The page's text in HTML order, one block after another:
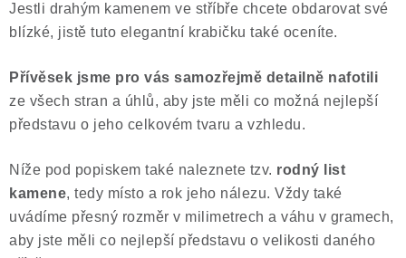
Jestli drahým kamenem ve stříbře chcete obdarovat své
blízké, jistě tuto elegantní krabičku také oceníte.
Přívěsek jsme pro vás samozřejmě detailně nafotili
ze všech stran a úhlů, aby jste měli co možná nejlepší
představu o jeho celkovém tvaru a vzhledu.
Níže pod popiskem také naleznete tzv. rodný list
kamene, tedy místo a rok jeho nálezu. Vždy také
uvádíme přesný rozměr v milimetrech a váhu v gramech,
aby jste měli co nejlepší představu o velikosti daného